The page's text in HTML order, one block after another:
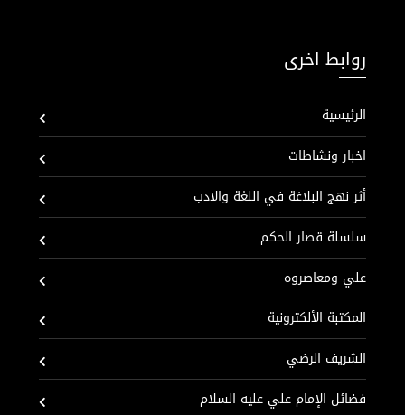
روابط اخرى
الرئيسية
اخبار ونشاطات
أثر نهج البلاغة في اللغة والادب
سلسلة قصار الحكم
علي ومعاصروه
المكتبة الألكترونية
الشريف الرضي
فضائل الإمام علي عليه السلام